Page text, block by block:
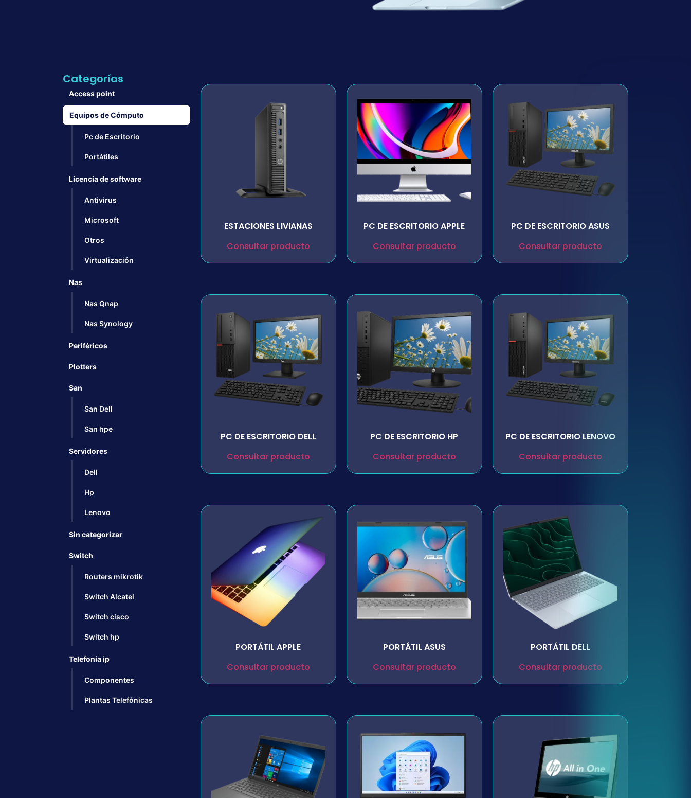
Categorías
Access point
Equipos de Cómputo
Pc de Escritorio
Portátiles
Licencia de software
Antivirus
Microsoft
Otros
Virtualización
Nas
Nas Qnap
Nas Synology
Periféricos
Plotters
San
San Dell
San hpe
Servidores
Dell
Hp
Lenovo
Sin categorizar
Switch
Routers mikrotik
Switch Alcatel
Switch cisco
Switch hp
Telefonía ip
Componentes
Plantas Telefónicas
ESTACIONES LIVIANAS
Consultar producto
PC DE ESCRITORIO APPLE
Consultar producto
PC DE ESCRITORIO ASUS
Consultar producto
PC DE ESCRITORIO DELL
Consultar producto
PC DE ESCRITORIO HP
Consultar producto
PC DE ESCRITORIO LENOVO
Consultar producto
PORTÁTIL APPLE
Consultar producto
PORTÁTIL ASUS
Consultar producto
PORTÁTIL DELL
Consultar producto